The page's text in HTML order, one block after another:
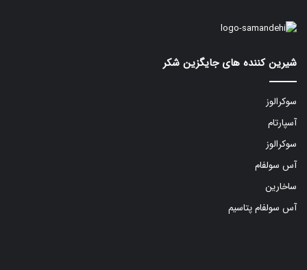
شیرین کننده های جایگزین شکر
سوکرالوز
آسپارتام
سوکرالوز
آس سولفام
ساخارین
آس سولفام پتاسیم